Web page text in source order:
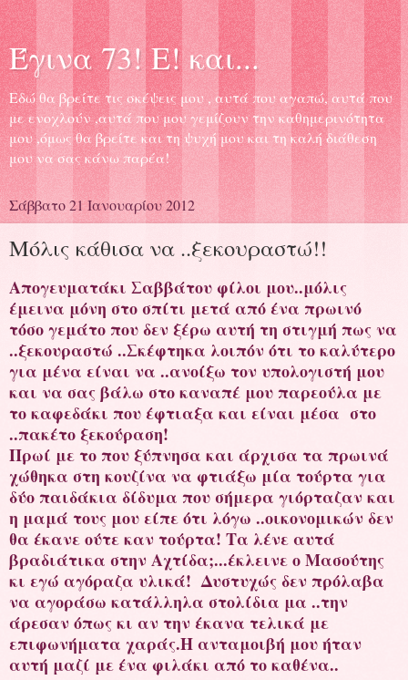
Έγινα 73! Ε! και...
Εδώ θα βρείτε τις σκέψεις μου , αυτά που αγαπώ, αυτά που
με ενοχλούν ,αυτά που μου γεμίζουν την καθημερινότητα
μου ,όμως θα βρείτε και τη ψυχή μου και τη καλή διάθεση
μου να σας κάνω παρέα!
Σάββατο 21 Ιανουαρίου 2012
Μόλις κάθισα να ..ξεκουραστώ!!
Απογευματάκι Σαββάτου φίλοι μου..μόλις
έμεινα μόνη στο σπίτι μετά από ένα πρωινό
τόσο γεμάτο που δεν ξέρω αυτή τη στιγμή πως να
..ξεκουραστώ ..Σκέφτηκα λοιπόν ότι το καλύτερο
για μένα είναι να ..ανοίξω τον υπολογιστή μου
και να σας βάλω στο καναπέ μου παρεούλα με
το καφεδάκι που έφτιαξα και είναι μέσα στο
..πακέτο ξεκούραση!
Πρωί με το που ξύπνησα και άρχισα τα πρωινά
χώθηκα στη κουζίνα να φτιάξω μία τούρτα για
δύο παιδάκια δίδυμα που σήμερα γιόρταζαν και
η μαμά τους μου είπε ότι λόγω ..οικονομικών δεν
θα έκανε ούτε καν τούρτα! Τα λένε αυτά
βραδιάτικα στην Αχτίδα;...έκλεινε ο Μασούτης
κι εγώ αγόραζα υλικά! Δυστυχώς δεν πρόλαβα
να αγοράσω κατάλληλα στολίδια μα ..την
άρεσαν όπως κι αν την έκανα τελικά με
επιφωνήματα χαράς.Η ανταμοιβή μου ήταν
αυτή μαζί με ένα φιλάκι από το καθένα..